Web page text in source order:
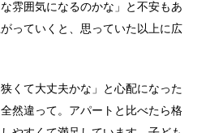
雰囲気になるのかな」と不安もあ
っていくと、思っていた以上に広
くて大丈夫かな」と心配になった
然違って。アパートと比べたら格